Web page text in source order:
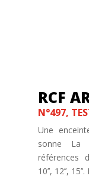
RCF
N°497,
Une
sonne La
références
10’’, 12’’,